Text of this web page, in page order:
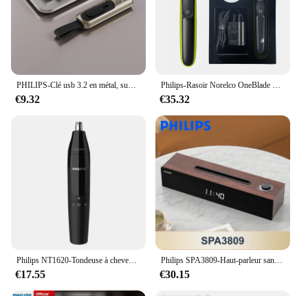
durable construction and easy-to-clean parts, the
Philips BRE225 00 Epilator is a reliable and
practical tool for maintaining your desired level of
PHILIPS-Clé usb 3.2 en métal, support à mémoire de 32gb 64gb 128gb, lecteur flash haute vitesse, stockage externe créatif personnalisé
€9.32
Philips-Rasoir Norelco OneBlade QP2520/70, tondeuse électrique, sans boîte d'origine
€35.32
Philips NT1620-Tondeuse à cheveux antarctiques pour hommes, rasoir et coupe électrique, tondeuse lavable pour tout le corps
€17.55
Philips SPA3809-Haut-parleur sans fil Bluetooth 5.3, petit haut-parleur de bureau portable, caisson de basses, bouton de contrôle, affichage de l'heure, audio
€30.15